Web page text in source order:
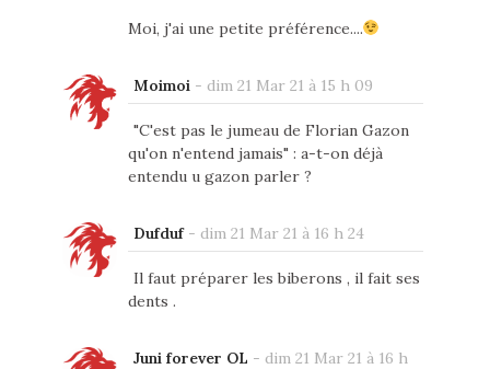
Moi, j'ai une petite préférence....
Moimoi- dim 21 Mar 21 à 15 h 09
"C'est pas le jumeau de Florian Gazon
qu'on n'entend jamais" : a-t-on déjà
entendu u gazon parler ?
Dufduf- dim 21 Mar 21 à 16 h 24
Il faut préparer les biberons , il fait ses
dents .
Juni forever OL - dim 21 Mar 21 à 16 h